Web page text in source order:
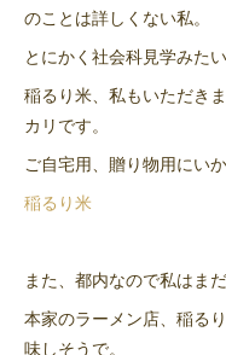
のことは詳しくない私。
とにかく社会科見学みた
稲るり米、私もいただき
カリです。
ご自宅用、贈り物用にい
稲るり米
また、都内なので私はま
本家のラーメン店、稲る
味しそうで。